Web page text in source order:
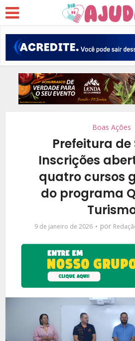
Boas Ações
Prefeitura de
Inscrições
quatro cursos
do programa
9 de janeiro de 2026 por